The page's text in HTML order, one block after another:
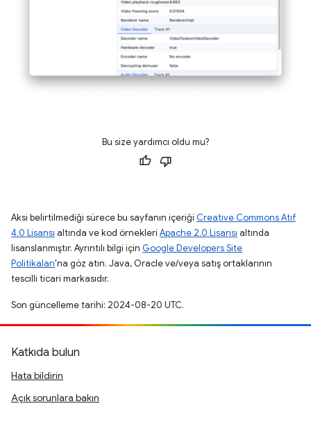
Bu size yardımcı oldu mu?
Aksi belirtilmediği sürece bu sayfanın içeriği Creative Commons Atıf
4.0 Lisansı altında ve kod örnekleri Apache 2.0 Lisansı altında
lisanslanmıştır. Ayrıntılı bilgi için Google Developers Site
Politikaları'na göz atın. Java, Oracle ve/veya satış ortaklarının
tescilli ticari markasıdır.
Son güncelleme tarihi: 2024-08-20 UTC.
Katkıda bulun
Hata bildirin
Açık sorunlara bakın